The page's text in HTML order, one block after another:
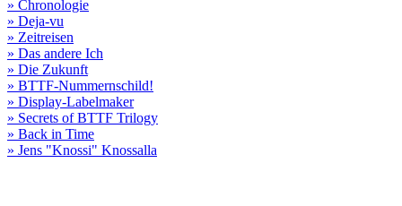
» Chronologie
» Deja-vu
» Zeitreisen
» Das andere Ich
» Die Zukunft
» BTTF-Nummernschild!
» Display-Labelmaker
» Secrets of BTTF Trilogy
» Back in Time
» Jens "Knossi" Knossalla